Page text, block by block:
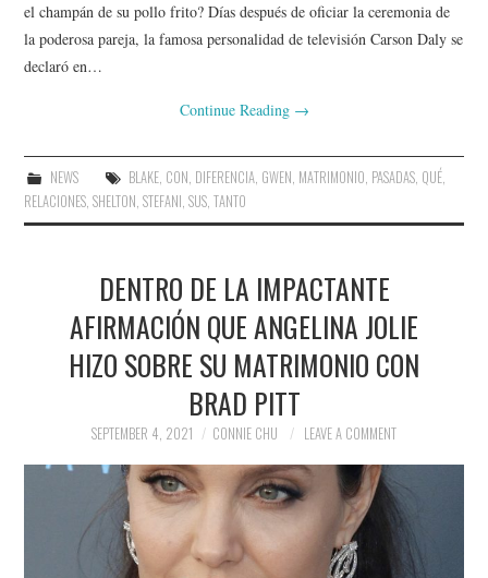
el champán de su pollo frito? Días después de oficiar la ceremonia de
la poderosa pareja, la famosa personalidad de televisión Carson Daly se
declaró en…
Continue Reading →
NEWS BLAKE, CON, DIFERENCIA, GWEN, MATRIMONIO, PASADAS, QUÉ,
RELACIONES,SHELTON,STEFANI,SUS,TANTO
DENTRO DE LA IMPACTANTE
AFIRMACIÓN QUE ANGELINA JOLIE
HIZO SOBRE SU MATRIMONIO CON
BRAD PITT
SEPTEMBER 4, 2021 CONNIE CHU LEAVE A COMMENT